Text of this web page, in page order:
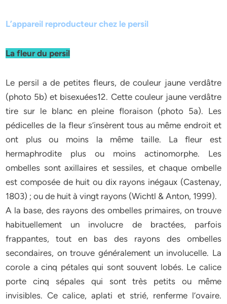
L’appareil reproducteur chez le persil
La fleur du persil
Le persil a de petites fleurs, de couleur jaune verdâtre
(photo 5b) et bisexuées12. Cette couleur jaune verdâtre
tire sur le blanc en pleine floraison (photo 5a). Les
pédicelles de la fleur s’insèrent tous au même endroit et
ont plus ou moins la même taille. La fleur est
hermaphrodite plus ou moins actinomorphe. Les
ombelles sont axillaires et sessiles, et chaque ombelle
est composée de huit ou dix rayons inégaux (Castenay,
1803) ; ou de huit à vingt rayons (Wichtl & Anton, 1999).
A la base, des rayons des ombelles primaires, on trouve
habituellement un involucre de bractées, parfois
frappantes, tout en bas des rayons des ombelles
secondaires, on trouve généralement un involucelle. La
corole a cinq pétales qui sont souvent lobés. Le calice
porte cinq sépales qui sont très petits ou même
invisibles. Ce calice, aplati et strié, renferme l’ovaire.